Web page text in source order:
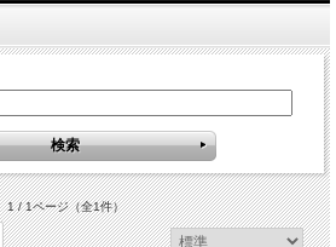
1 / 1ページ（全1件）